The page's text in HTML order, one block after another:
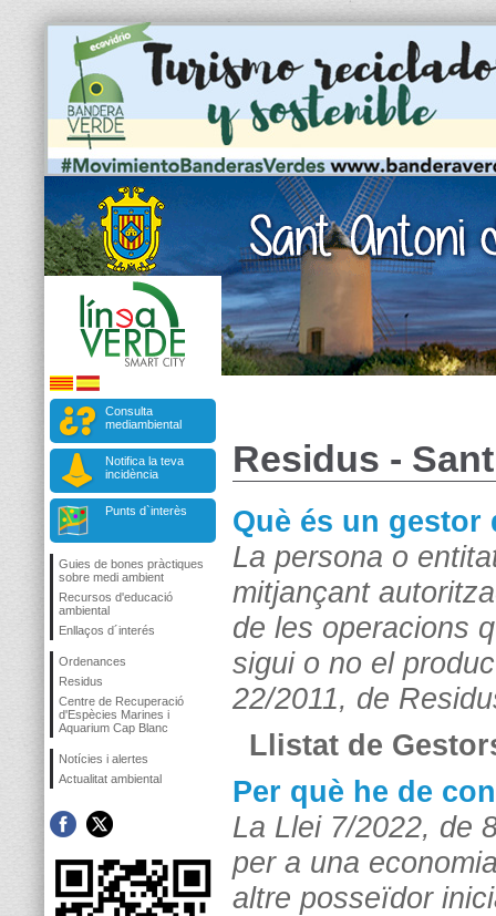
Consulta
mediambiental
Notifica la teva
incidència
Punts d`interès
Guies de bones pràctiques
sobre medi ambient
Recursos d'educació
ambiental
Enllaços d´interés
Ordenances
Residus
Centre de Recuperació
d'Espècies Marines i
Aquarium Cap Blanc
Notícies i alertes
Actualitat ambiental
Residus -
Què és un gestor
La persona o
mitjançant
de les operacions
sigui o no el
22/2011, de
Llistat de
Per què he de
La Llei 7/2022, de
per a una
altre posseïdor